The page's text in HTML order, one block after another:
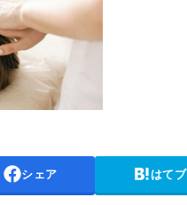
シェア はてブ